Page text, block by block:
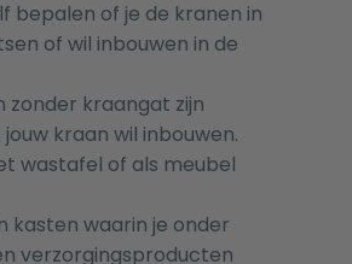
bepalen of je de kranen in
of wil inbouwen in de
zonder kraangat zijn
kraan wil inbouwen.
wastafel of als meubel
kasten waarin je onder
verzorgingsproducten